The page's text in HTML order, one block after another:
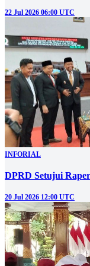
22 Jul 2026 06:00 UTC
INFORIAL
DPRD Setujui
20 Jul 2026 12:00 UTC